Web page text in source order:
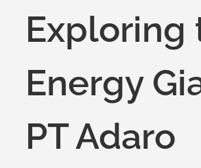
Exploring
Energy
PT Adaro